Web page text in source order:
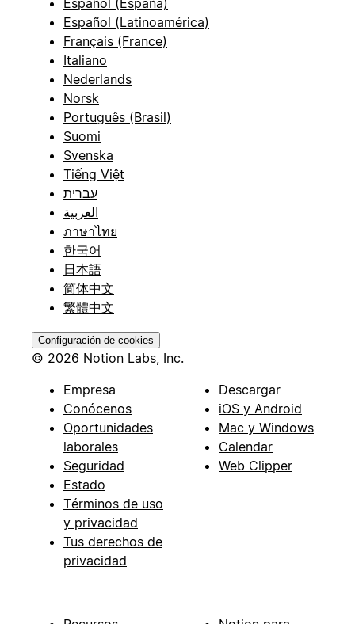
Español (Latinoamérica)
Français (France)
Italiano
Nederlands
Norsk
Português (Brasil)
Suomi
Svenska
Tiếng Việt
עברית
العربية
ภาษาไทย
한국어
日本語
简体中文
繁體中文
Configuración de cookies
© 2026 Notion Labs, Inc.
Empresa
Conócenos
Oportunidades
laborales
Seguridad
Estado
Términos de uso
y privacidad
Tus derechos de
privacidad
Descargar
iOS y Android
Mac y Windows
Calendar
Web Clipper